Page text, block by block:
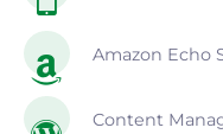
Amazon Echo
Content